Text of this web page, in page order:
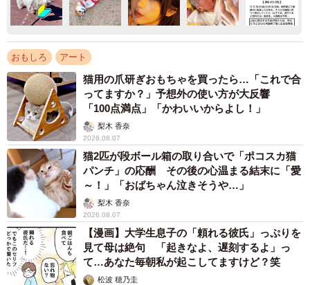
おもしろ アート
猫用の爪研ぎおもちゃを買ったら…「これで合
ってますか？」予想外の使い方が大反響
「100点満点」「かわいいからよし！」
梨木 香奈
2026.08.07
猫2匹が段ボール箱の取り合いで「ポコスカ猫
パンチ」の応酬 その後の心温まる結末に「愛
～！」「おばちゃん泣きそうや…」
梨木 香奈
2026.08.07
【漫画】大学生息子の「頼れる彼氏」っぷりを
見て母は絶句 「起きなよ、遅刻するよ」っ
て…あなた毎朝私が起こしてますけど？笑
松波 穂乃圭